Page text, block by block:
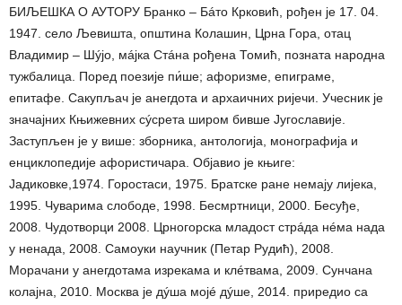
БИЉЕШКА О АУТОРУ Бранко – Бáто Крковић, рођен је 17. 04.
1947. село Љевишта, општина Колашин, Црна Гора, oтац
Владимир – Шýјо, мáјка Стáна рођена Томић, позната народна
тужбалица. Поред поезије пи́ше; афоризме, епиграме,
епитафе. Сакупљач је анегдота и архаичних ријечи. Учесник је
значајних Књижевних сýсрета широм бивше Југославије.
Заступљен је у више: зборника, антологија, монографија и
енциклопедије афористичара. Објавио је књиге:
Јадиковке,1974. Горостаси, 1975. Братске ране немају лијека,
1995. Чуварима слободе, 1998. Бесмртници, 2000. Бесуђе,
2008. Чудотворци 2008. Црногорска младост стрáда нéма нада
у ненада, 2008. Самоуки научник (Петар Рудић), 2008.
Морачани у анегдотама изрекама и клéтвама, 2009. Сунчана
колајна, 2010. Москва је дýша мојé дýше, 2014. приредио са